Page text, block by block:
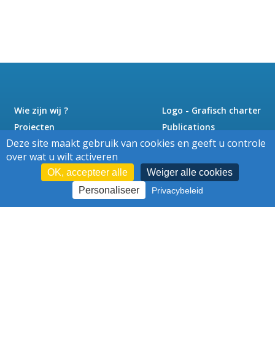
Wie zijn wij ?
Projecten
Nieuws
Jobs
Logo - Grafisch charter
Publications
Pers
Deze site maakt gebruik van cookies en geeft u controle
over wat u wilt activeren
OK, accepteer alle
Weiger alle cookies
Personaliseer
Privacybeleid